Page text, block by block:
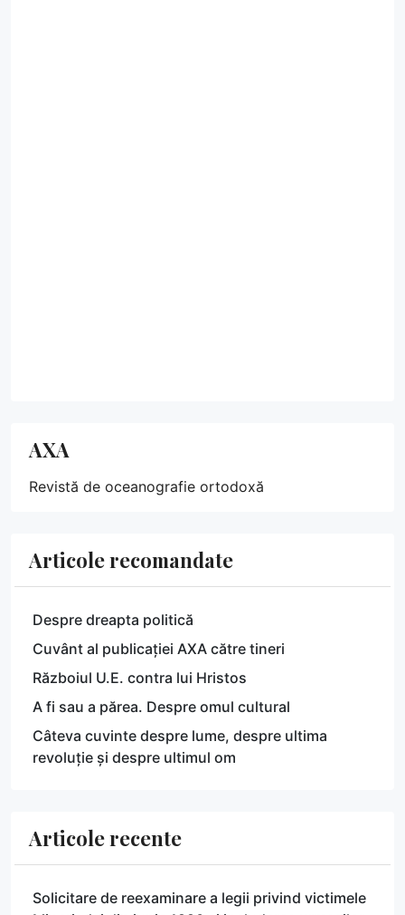
AXA
Revistă de oceanografie ortodoxă
Articole recomandate
Despre dreapta politică
Cuvânt al publicației AXA către tineri
Războiul U.E. contra lui Hristos
A fi sau a părea. Despre omul cultural
Câteva cuvinte despre lume, despre ultima
revoluție și despre ultimul om
Articole recente
Solicitare de reexaminare a legii privind victimele